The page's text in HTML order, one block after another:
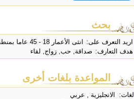
بحث
اريد التعرف على: انثى الأعمار 18 - 45 عاما بمنطقة Texas, الولايات المتحدة
هدف التعارف: صداقة, حب, زواج, لقاء
المواعدة بلغات أخرى
لغات: الانجليزية , عربي